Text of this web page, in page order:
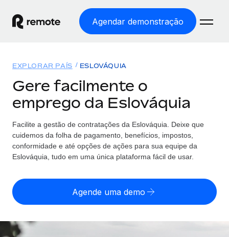
Agendar demonstração
EMPREGO GLOBAL
Processamento Salarial
Processamento salarial fácil e em conformidade
Employer of Record
entidades
Soluções
COBERTURA GLOBAL
Explorador de países
Encontra apoio para emprego global por país
Comparar a Remote
Veja como nos comparamos com os outros
TORNE-SE NOSSO PARCEIRO
Preçário
English
Nederlands Início de sessão
EXPLORAR PAÍS ESLOVÁQUIA
Gere facilmente o
emprego da Eslováquia
Facilite a gestão de contratações da Eslováquia. Deixe que
cuidemos da folha de pagamento, benefícios, impostos,
conformidade e até opções de ações para sua equipe da
Eslováquia, tudo em uma única plataforma fácil de usar.
Agende uma demo